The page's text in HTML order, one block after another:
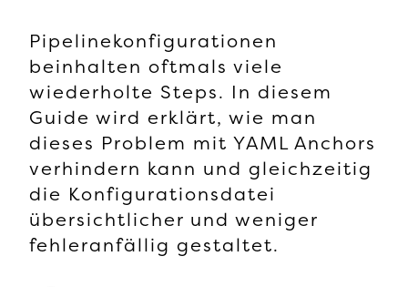
Pipelinekonfigurationen
beinhalten oftmals viele
wiederholte Steps. In diesem
Guide wird erklärt, wie man
dieses Problem mit YAML Anchors
verhindern kann und gleichzeitig
die Konfigurationsdatei
übersichtlicher und weniger
fehleranfällig gestaltet.